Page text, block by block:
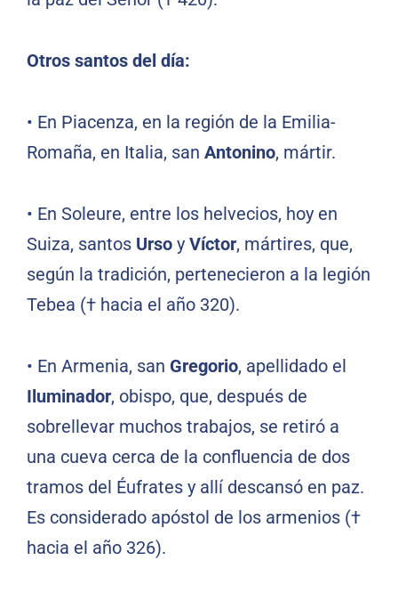
Otros santos del día:
• En Piacenza, en la región de la Emilia-
Romaña, en Italia, san Antonino, mártir.
• En Soleure, entre los helvecios, hoy en
Suiza, santos Urso y Víctor, mártires, que,
según la tradición, pertenecieron a la legión
Tebea († hacia el año 320).
• En Armenia, san Gregorio, apellidado el
Iluminador, obispo, que, después de
sobrellevar muchos trabajos, se retiró a
una cueva cerca de la confluencia de dos
tramos del Éufrates y allí descansó en paz.
Es considerado apóstol de los armenios (†
hacia el año 326).